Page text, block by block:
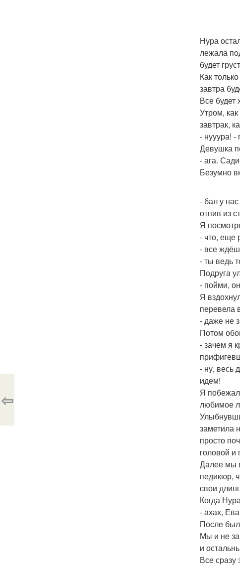
Нура
лежала
будет
Как
завтра
Все будет
Утром,
завтрак,
- нууура! -
Девушка
- ага.
Безумно
- бал у
отпив из
Я
- что, еще
- все
- ты ведь
Подруга
- пойми,
Я
перевела
- даже не
Потом
- зачем я
- ну, весь
идем!
Я
любимое
заметила
просто
головой
Далее мы
педикюр,
свои
Когда
- ахах,
После
Мы и не
и
Все
⇦